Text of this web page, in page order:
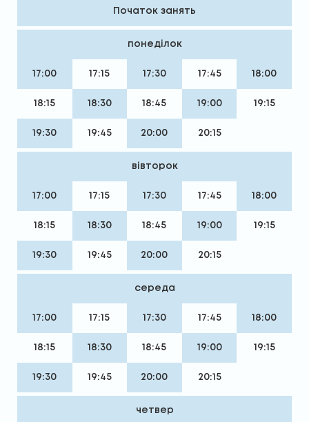
Початок занять
понеділок
17:00 17:15 17:30 17:45 18:00
18:15 18:30 18:45 19:00 19:15
19:30 19:45 20:00 20:15
вівторок
17:00 17:15 17:30 17:45 18:00
18:15 18:30 18:45 19:00 19:15
19:30 19:45 20:00 20:15
середа
17:00 17:15 17:30 17:45 18:00
18:15 18:30 18:45 19:00 19:15
19:30 19:45 20:00 20:15
четвер